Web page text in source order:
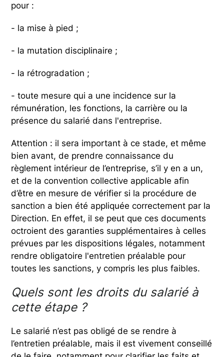
pour :
- la mise à pied ;
- la mutation disciplinaire ;
- la rétrogradation ;
- toute mesure qui a une incidence sur la
rémunération, les fonctions, la carrière ou la
présence du salarié dans l'entreprise.
Attention : il sera important à ce stade, et même
bien avant, de prendre connaissance du
règlement intérieur de l’entreprise, s’il y en a un,
et de la convention collective applicable afin
d’être en mesure de vérifier si la procédure de
sanction a bien été appliquée correctement par la
Direction. En effet, il se peut que ces documents
octroient des garanties supplémentaires à celles
prévues par les dispositions légales, notamment
rendre obligatoire l'entretien préalable pour
toutes les sanctions, y compris les plus faibles.
Quels sont les droits du salarié à
cette étape ?
Le salarié n’est pas obligé de se rendre à
l’entretien préalable, mais il est vivement conseillé